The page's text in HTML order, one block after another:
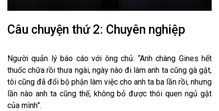
Câu chuyện thứ 2: Chuyên nghiệp
Người quản lý báo cáo với ông chủ: “Anh chàng Gines hết
thuốc chữa rồi thưa ngài, ngày nào đi làm anh ta cũng gà gật,
tôi cũng đã đổi bộ phận làm việc cho anh ta ba lần rồi, nhưng
lần nào anh ta cũng thế, không bỏ được thói quen ngủ gật
của mình”.